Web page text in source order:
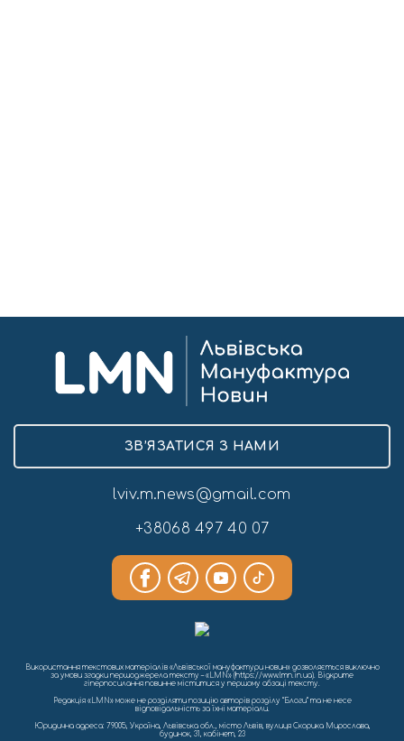
ЗВ’ЯЗАТИСЯ З НАМИ
lviv.m.news@gmail.com
+38068 497 40 07
Використання текстових матеріалів «Львівської мануфактури новин» дозволяється виключно
за умови згадки першоджерела тексту – «LMN» (https://www.lmn.in.ua). Відкрите
гіперпосилання повинне міститися у першому абзаці тексту.
Редакція «LMN» може не розділяти позицію авторів розділу “Блоги” та не несе
відповідальність за їхні матеріали.
Юридична адреса: 79005, Україна, Львівська обл., місто Львів, вулиця Скорика Мирослава,
будинок, 31, кабінет, 23